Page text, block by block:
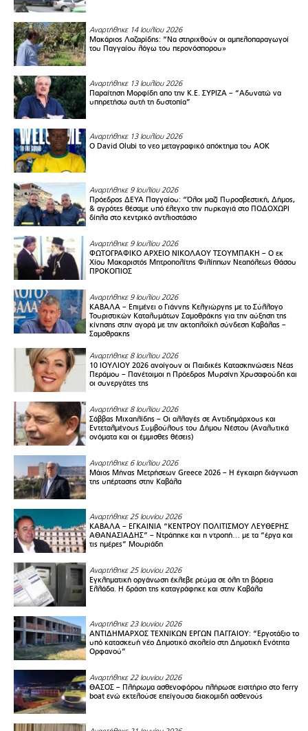
Αναρτήθηκε 14 Ιουλίου 2026
Μακάριος Λαζαρίδης: “Να στηριχθούν οι αμπελοπαραγωγοί
του Παγγαίου λόγω του περονόσπορου»
Αναρτήθηκε 13 Ιουλίου 2026
Παραίτηση Μορφίδη απο την Κ.Ε. ΣΥΡΙΖΑ – “Αδυνατώ να
υπηρετήσω αυτή τη δυστοπία”
Αναρτήθηκε 13 Ιουλίου 2026
Ο David Olubi το νεο μεταγραφικό απόκτημα του ΑΟΚ
Αναρτήθηκε 9 Ιουλίου 2026
Πρόεδρος ΔΕΥΑ Παγγαίου: “Όλοι μαζί Πυροσβεστική, Δήμος,
& αγρότες θέσαμε υπό έλεγχο την πυρκαγιά στο ΠΟΔΟΧΩΡΙ
δίπλα στο κεντρικό αντλιοστάσιο
Αναρτήθηκε 9 Ιουλίου 2026
ΦΩΤΟΓΡΑΦΙΚΟ ΑΡΧΕΙΟ ΝΙΚΟΛΑΟΥ ΤΣΟΥΜΠΑΚΗ – Ο εκ
Χίου Μακαριστός Μητροπολίτης Φιλίππων Νεαπόλεως Θάσου
ΠΡΟΚΟΠΙΟΣ
Αναρτήθηκε 9 Ιουλίου 2026
ΚΑΒΑΛΑ – Επιμένει ο Γιάννης Κελγιώργης με το Σύλλογο
Τουριστικών Καταλυμάτων Σαμοθράκης για την αύξηση της
κίνησης στην αγορά με την ακτοπλοϊκή σύνδεση Καβάλας –
Σαμοθρακης
Αναρτήθηκε 8 Ιουλίου 2026
10 ΙΟΥΛΙΟΥ 2026 ανοίγουν οι Παιδικές Κατασκηνώσεις Νέας
Περάμου – Πανέτοιμοι η Πρόεδρος Μυρσίνη Χρυσαφούδη και
οι συνεργάτες της
Αναρτήθηκε 8 Ιουλίου 2026
Σάββας Μιχαηλίδης – Οι αλλαγές σε Αντιδημάρχους και
Εντεταλμένους Συμβούλους του Δήμου Νέστου (Αναλυτικά
ονόματα και οι έμμισθες θέσεις)
Αναρτήθηκε 6 Ιουλίου 2026
Μάιος Μήνας Μετρήσεων Greece 2026 – H έγκαιρη διάγνωση
της υπέρτασης στην Καβάλα
Αναρτήθηκε 25 Ιουνίου 2026
ΚΑΒΑΛΑ – ΕΓΚΑΙΝΙΑ “ΚΕΝΤΡΟΥ ΠΟΛΙΤΙΣΜΟΥ ΛΕΥΘΕΡΗΣ
ΑΘΑΝΑΣΙΑΔΗΣ” – Ντράπηκε και η ντροπή… με τα “έργα και
τις ημέρες” Μουριάδη
Αναρτήθηκε 25 Ιουνίου 2026
Εγκληματική οργάνωση έκλεβε ρεύμα σε όλη τη βόρεια
Ελλάδα. Η δράση της καταγράφηκε και στην Καβάλα
Αναρτήθηκε 23 Ιουνίου 2026
ΑΝΤΙΔΗΜΑΡΧΟΣ ΤΕΧΝΙΚΩΝ ΕΡΓΩΝ ΠΑΓΓΑΙΟΥ: “Εργοτάξιο το
υπό κατασκευή νέο Δημοτικό σχολείο στη Δημοτική Ενότητα
Ορφανού”
Αναρτήθηκε 22 Ιουνίου 2026
ΘΑΣΟΣ – Πλήρωμα ασθενοφόρου πλήρωσε εισιτήριο στο ferry
boat ενώ εκτελούσε επείγουσα διακομιδή ασθενούς